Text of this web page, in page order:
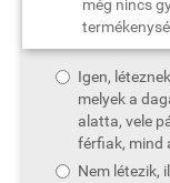
még nincs
Igen,
melyek a
alatta, vele
férfiak, mind
Nem létezik,